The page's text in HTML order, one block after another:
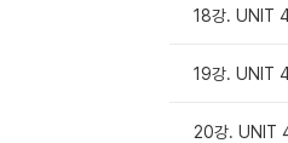
18강. UNIT
19강. UNIT
20강. UNIT